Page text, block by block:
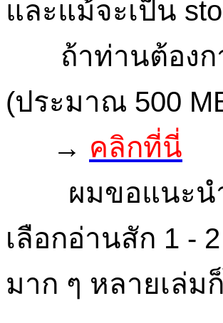
และแม้จะเป็น
ถ้าท่านต้องกา
(ประมาณ 500
→ คลิกที่นี่
ผมขอแนะนำว่
เลือกอ่านสัก 1 -
มาก ๆ หลายเล่ม